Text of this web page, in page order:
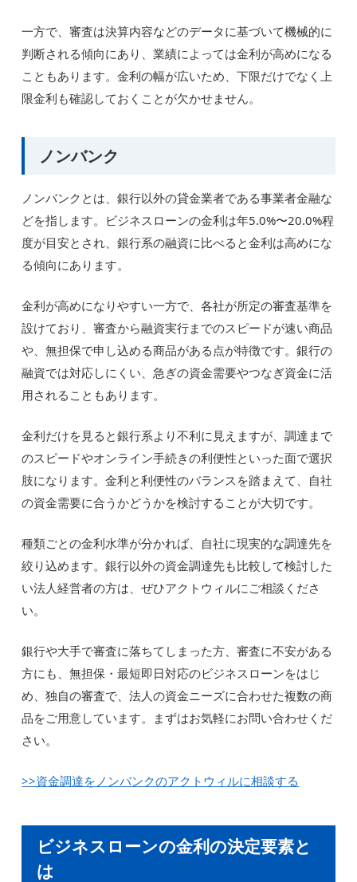
一方で、審査は決算内容などのデータに基づいて機械的に
判断される傾向にあり、業績によっては金利が高めになる
こともあります。金利の幅が広いため、下限だけでなく上
限金利も確認しておくことが欠かせません。
ノンバンク
ノンバンクとは、銀行以外の貸金業者である事業者金融な
どを指します。ビジネスローンの金利は年5.0%〜20.0%程
度が目安とされ、銀行系の融資に比べると金利は高めにな
る傾向にあります。
金利が高めになりやすい一方で、各社が所定の審査基準を
設けており、審査から融資実行までのスピードが速い商品
や、無担保で申し込める商品がある点が特徴です。銀行の
融資では対応しにくい、急ぎの資金需要やつなぎ資金に活
用されることもあります。
金利だけを見ると銀行系より不利に見えますが、調達まで
のスピードやオンライン手続きの利便性といった面で選択
肢になります。金利と利便性のバランスを踏まえて、自社
の資金需要に合うかどうかを検討することが大切です。
種類ごとの金利水準が分かれば、自社に現実的な調達先を
絞り込めます。銀行以外の資金調達先も比較して検討した
い法人経営者の方は、ぜひアクトウィルにご相談くださ
い。
銀行や大手で審査に落ちてしまった方、審査に不安がある
方にも、無担保・最短即日対応のビジネスローンをはじ
め、独自の審査で、法人の資金ニーズに合わせた複数の商
品をご用意しています。まずはお気軽にお問い合わせくだ
さい。
>>資金調達をノンバンクのアクトウィルに相談する
ビジネスローンの金利の決定要素と
は